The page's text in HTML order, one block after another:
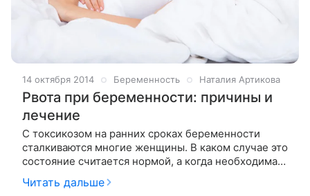
14 октября 2014 Беременность Наталия Артикова
Рвота при беременности: причины и
лечение
С токсикозом на ранних сроках беременности
сталкиваются многие женщины. В каком случае это
состояние считается нормой, а когда необходима
помощь доктора? Тошнота, которая возникает при
беременности и сопровождается
Читать дальше